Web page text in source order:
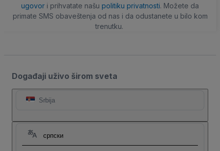
ugovor i prihvatate našu politiku privatnosti. Možete da
primate SMS obaveštenja od nas i da odustanete u bilo kom
trenutku.
Događaji uživo širom sveta
Srbija
српски